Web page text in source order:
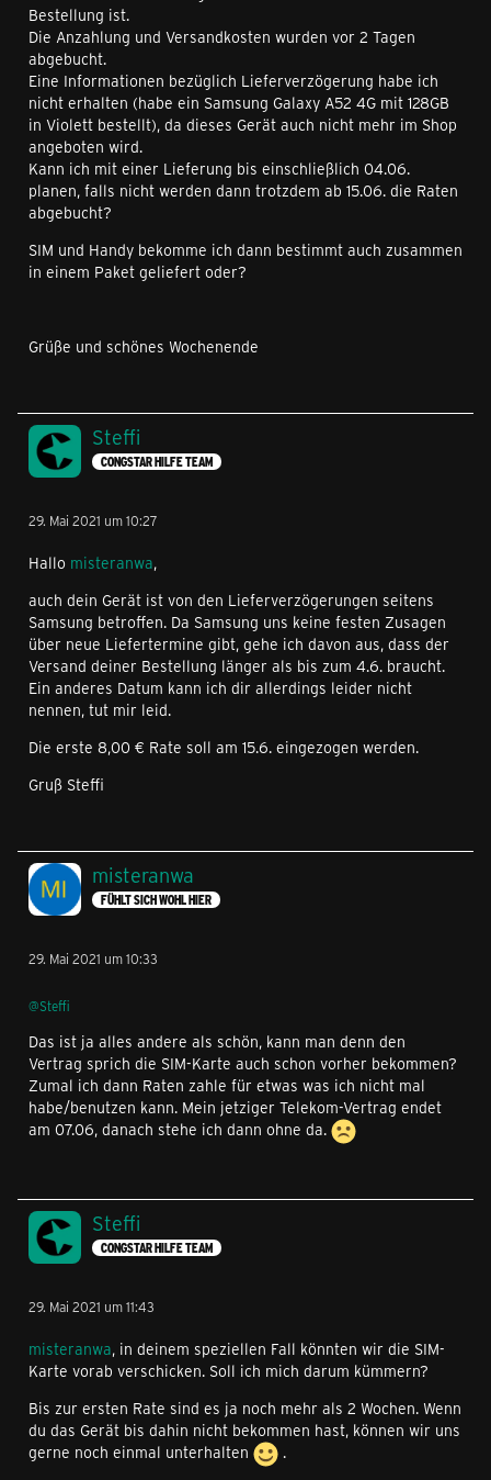
Bestellung ist.
Die Anzahlung und Versandkosten wurden vor 2 Tagen
abgebucht.
Eine Informationen bezüglich Lieferverzögerung habe ich
nicht erhalten (habe ein Samsung Galaxy A52 4G mit 128GB
in Violett bestellt), da dieses Gerät auch nicht mehr im Shop
angeboten wird.
Kann ich mit einer Lieferung bis einschließlich 04.06.
planen, falls nicht werden dann trotzdem ab 15.06. die Raten
abgebucht?
SIM und Handy bekomme ich dann bestimmt auch zusammen
in einem Paket geliefert oder?
Grüße und schönes Wochenende
Steffi
CONGSTAR HILFE TEAM
29. Mai 2021 um 10:27
Hallo misteranwa,
auch dein Gerät ist von den Lieferverzögerungen seitens
Samsung betroffen. Da Samsung uns keine festen Zusagen
über neue Liefertermine gibt, gehe ich davon aus, dass der
Versand deiner Bestellung länger als bis zum 4.6. braucht.
Ein anderes Datum kann ich dir allerdings leider nicht
nennen, tut mir leid.
Die erste 8,00 € Rate soll am 15.6. eingezogen werden.
Gruß Steffi
misteranwa
FÜHLT SICH WOHL HIER
29. Mai 2021 um 10:33
@Steffi
Das ist ja alles andere als schön, kann man denn den
Vertrag sprich die SIM-Karte auch schon vorher bekommen?
Zumal ich dann Raten zahle für etwas was ich nicht mal
habe/benutzen kann. Mein jetziger Telekom-Vertrag endet
am 07.06, danach stehe ich dann ohne da.
Steffi
CONGSTAR HILFE TEAM
29. Mai 2021 um 11:43
misteranwa, in deinem speziellen Fall könnten wir die SIM-
Karte vorab verschicken. Soll ich mich darum kümmern?
Bis zur ersten Rate sind es ja noch mehr als 2 Wochen. Wenn
du das Gerät bis dahin nicht bekommen hast, können wir uns
gerne noch einmal unterhalten
.